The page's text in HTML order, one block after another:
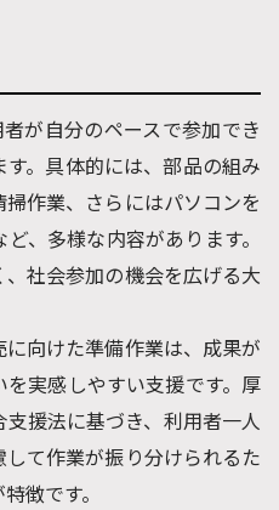
が自分のペースで参加でき
。具体的には、部品の組み
作業、さらにはパソコンを
、多様な内容があります。
社会参加の機会を広げる大
向けた準備作業は、成果が
実感しやすい支援です。厚
援法に基づき、利用者一人
て作業が振り分けられるた
徴です。